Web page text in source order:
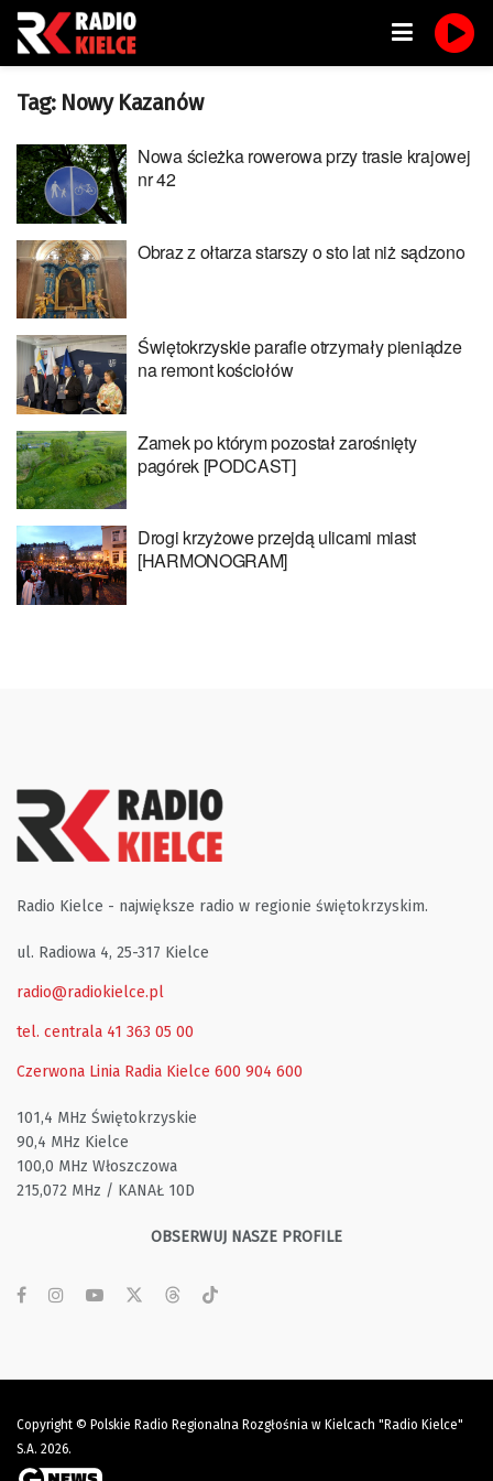
Tag: Nowy Kazanów
Nowa ścieżka rowerowa przy trasie krajowej
nr 42
Obraz z ołtarza starszy o sto lat niż sądzono
Świętokrzyskie parafie otrzymały pieniądze
na remont kościołów
Zamek po którym pozostał zarośnięty
pagórek [PODCAST]
Drogi krzyżowe przejdą ulicami miast
[HARMONOGRAM]
Radio Kielce - największe radio w regionie świętokrzyskim.
ul. Radiowa 4, 25-317 Kielce
radio@radiokielce.pl
tel. centrala 41 363 05 00
Czerwona Linia Radia Kielce 600 904 600
101,4 MHz Świętokrzyskie
90,4 MHz Kielce
100,0 MHz Włoszczowa
215,072 MHz / KANAŁ 10D
OBSERWUJ NASZE PROFILE
Copyright © Polskie Radio Regionalna Rozgłośnia w Kielcach "Radio Kielce"
S.A. 2026.